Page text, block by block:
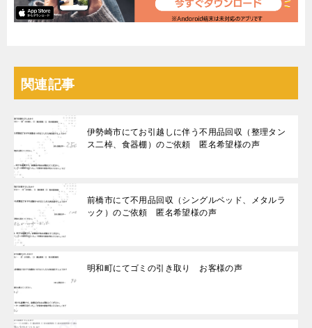
関連記事
伊勢崎市にてお引越しに伴う不用品回収（整理タン
ス二棹、食器棚）のご依頼 匿名希望様の声
前橋市にて不用品回収（シングルベッド、メタルラ
ック）のご依頼 匿名希望様の声
明和町にてゴミの引き取り お客様の声